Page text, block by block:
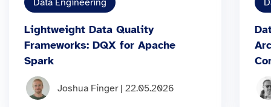
Data Engineering
Lightweight Data Quality
Frameworks: DQX for Apache
Spark
Joshua Finger | 22.05.2026